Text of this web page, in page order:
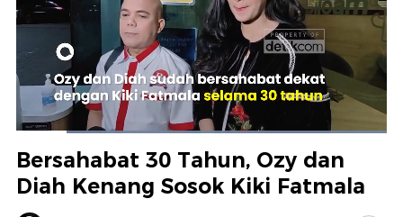
Suara
Hidup
Saat
Dimuat:
Bersahabat 30 Tahun, Ozy dan
Diah Kenang Sosok Kiki Fatmala